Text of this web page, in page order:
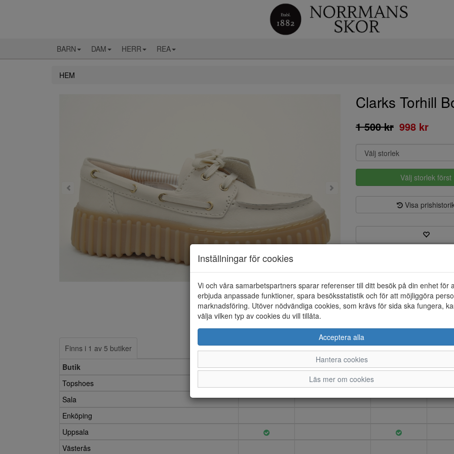
BARN DAM HERR REA
HEM
Clarks Torhill
1 500 kr 998 kr
Välj storlek först
Visa
Färg: Sand
Lågskor i skinn. Textil
Finns i 1 av 5 butiker
Butik
4 4.5 5
Topshoes
Sala
Enköping
Uppsala
Västerås
Inställningar för cookies
Vi och våra samarbetspartners sparar referenser till ditt besök på din enhet för
erbjuda anpassade funktioner, spara besöksstatistik och för att möjliggöra
marknadsföring. Utöver nödvändiga cookies, som krävs för sida ska fungera,
välja vilken typ av cookies du vill tillåta.
Acceptera alla
Hantera cookies
Läs mer om cookies